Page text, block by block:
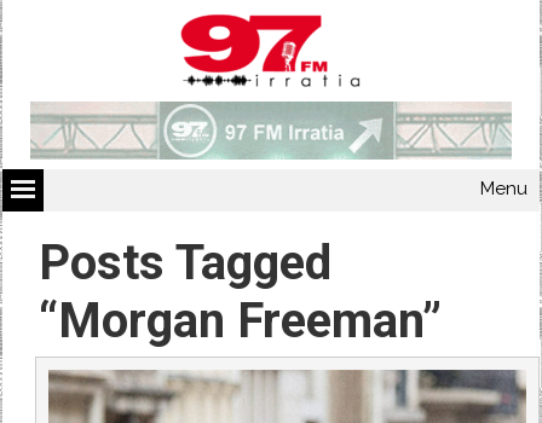
Menu
Posts Tagged
“Morgan Freeman”